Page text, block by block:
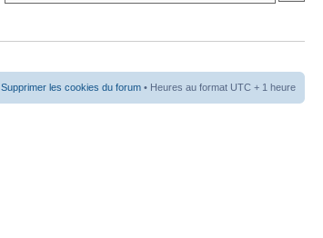
Supprimer les cookies du forum • Heures au format UTC + 1 heure